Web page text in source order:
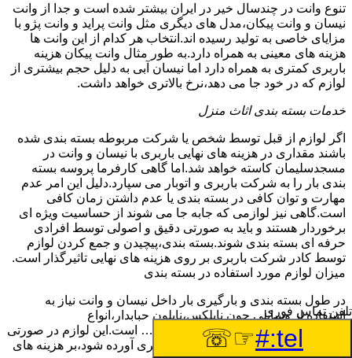
تنوع وانت در چندسال خیر در ایران بیشتر شده است و جدا از وانت
نیسان و وانت پیکان،مدل های دیگری مثل وانت پراید و وانت پژو با
مزایای خاصی به تولید رسیده اند.انتخاب هر کدام از این وانت ها
هزینه های معینی به همراه دارد.به طور مثال وانت پیکان هزینه
باربری کمتری به همراه دارد اما نیسان آبی به دلیل حجم بیشتری از
لوازم که در خود جا می دهد،نرخ بالاتری خواهد داشت.
خدمات بسته بندی اثاث منزل
اگر لوازم از قبل توسط شخص یا شرکت مربوطه بسته بندی شده
باشند مقداری در هزینه های نهایی باربری با نیسان و وانت در
مسجدسلیمان کاسته خواهد شد.اما گاهی کارفرما پروسه بسته
بندی بار را به شرکت باربری و اتوبار می سپارد.دلیل این امر عدم
مهارت و توان کافی در بسته بندی یا عدم داشتن زمان کافی
است.گاهی نیز لوازمی که جابه جا می شوند از حساسیت ویژه ای
برخوردار هستند و باید به صورتی دقیق و اصولی توسط افرادی
حرفه ای بسته بندی شوند.بسته بندی،پیچیدن و جمع کردن لوازم
توسط کادر شرکت باربری بر روی هزینه های نهایی تاثیرگذار است.
میزان لوازم مورد استفاده در بسته بندی
در طول بسته بندی و بارگیری بار داخل نیسان و وانت نیاز به
استفاده از وسایلی چون نایلکس،نایلون حبابدار،انواع
فوم،طناب،استرچ رپ،کارتن،چسپ و … است.این لوازم در صورتی
که توسط شرکت باربری به محل بارگیری آورده شود،بر هزینه های
تلفن تماس فوری
tel:#
☞☏